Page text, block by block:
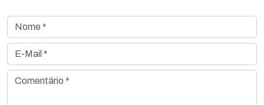
Nome *
E-Mail *
Comentário *